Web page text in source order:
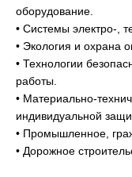
оборудование.
• Системы электро-,
• Экология и охрана
• Технологии
работы.
• Материально-
индивидуальной
• Промышленное,
• Дорожное